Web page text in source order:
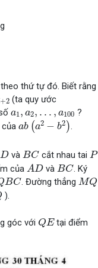
thứ tự đó. Biết rằng
+2 (ta quy ước
a1, a2, … , a100
a1 a2 100
?
ab (a2 − b2 )
ab(a 2−b2)
.
Dvà BC
BC cắt nhau tai P
P
của AD
AD và BC
BC . Ký
BC
BC . Đường thẳng MQ
MQ
).
góc với QE
QE tại điểm